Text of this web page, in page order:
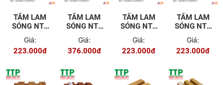
TẤM LAM
SÓNG NTA
Giá:
223.000đ
TẤM LAM
SÓNG NTA
Giá:
376.000đ
TẤM LAM
SÓNG NTA
S89072-
210
Giá:
223.000đ
TẤM LAM
SÓNG NTA
Giá:
223.000đ